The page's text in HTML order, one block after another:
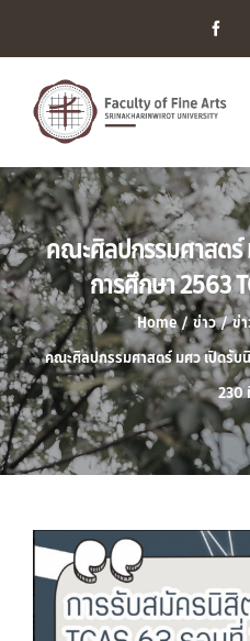
คณะศิลปกรรมศาสตร์
การศึกษา 2563
Home / ข่าว / ข่
คณะศิลปกรรมศาสตร์ มศว เปิดรับ
230